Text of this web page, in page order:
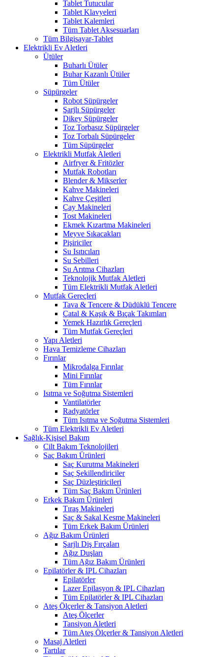
Tablet Tutucular
Tablet Klavyeleri
Tablet Kalemleri
Tüm Tablet Aksesuarları
Tüm Bilgisayar-Tablet
Elektrikli Ev Aletleri
Ütüler
Buharlı Ütüler
Buhar Kazanlı Ütüler
Tüm Ütüler
Süpürgeler
Robot Süpürgeler
Şarjlı Süpürgeler
Dikey Süpürgeler
Toz Torbasız Süpürgeler
Toz Torbalı Süpürgeler
Tüm Süpürgeler
Elektrikli Mutfak Aletleri
Airfryer & Fritözler
Mutfak Robotları
Blender & Mikserler
Kahve Makineleri
Kahve Çeşitleri
Çay Makineleri
Tost Makineleri
Ekmek Kızartma Makineleri
Meyve Sıkacakları
Pişiriciler
Su Isıtıcıları
Su Sebilleri
Su Arıtma Cihazları
Teknolojik Mutfak Aletleri
Tüm Elektrikli Mutfak Aletleri
Mutfak Gereçleri
Tava & Tencere & Düdüklü Tencere
Çatal & Kaşık & Bıçak Takımları
Yemek Hazırlık Gereçleri
Tüm Mutfak Gereçleri
Yapı Aletleri
Hava Temizleme Cihazları
Fırınlar
Mikrodalga Fırınlar
Mini Fırınlar
Tüm Fırınlar
Isıtma ve Soğutma Sistemleri
Vantilatörler
Radyatörler
Tüm Isıtma ve Soğutma Sistemleri
Tüm Elektrikli Ev Aletleri
Sağlık-Kişisel Bakım
Cilt Bakım Teknolojileri
Saç Bakım Ürünleri
Saç Kurutma Makineleri
Saç Şekillendiriciler
Saç Düzleştiricileri
Tüm Saç Bakım Ürünleri
Erkek Bakım Ürünleri
Tıraş Makineleri
Saç & Sakal Kesme Makineleri
Tüm Erkek Bakım Ürünleri
Ağız Bakım Ürünleri
Şarjlı Diş Fırçaları
Ağız Duşları
Tüm Ağız Bakım Ürünleri
Epilatörler & IPL Cihazları
Epilatörler
Lazer Epilasyon & IPL Cihazları
Tüm Epilatörler & IPL Cihazları
Ateş Ölçerler & Tansiyon Aletleri
Ateş Ölçerler
Tansiyon Aletleri
Tüm Ateş Ölçerler & Tansiyon Aletleri
Masaj Aletleri
Tartılar